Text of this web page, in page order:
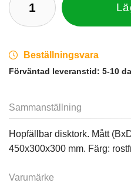
Beställningsvara
Förväntad leveranstid: 5-10
Sammanställning
Hopfällbar disktork. Mått
450x300x300 mm. Färg:
Varumärke